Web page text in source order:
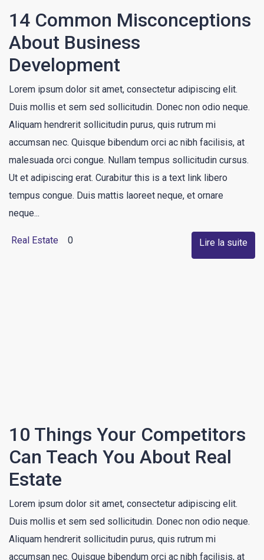
14 Common Misconceptions
About Business
Development
Lorem ipsum dolor sit amet, consectetur adipiscing elit.
Duis mollis et sem sed sollicitudin. Donec non odio neque.
Aliquam hendrerit sollicitudin purus, quis rutrum mi
accumsan nec. Quisque bibendum orci ac nibh facilisis, at
malesuada orci congue. Nullam tempus sollicitudin cursus.
Ut et adipiscing erat. Curabitur this is a text link libero
tempus congue. Duis mattis laoreet neque, et ornare
neque...
Real Estate 0 Lire la suite
10 Things Your Competitors
Can Teach You About Real
Estate
Lorem ipsum dolor sit amet, consectetur adipiscing elit.
Duis mollis et sem sed sollicitudin. Donec non odio neque.
Aliquam hendrerit sollicitudin purus, quis rutrum mi
accumsan nec. Quisque bibendum orci ac nibh facilisis, at